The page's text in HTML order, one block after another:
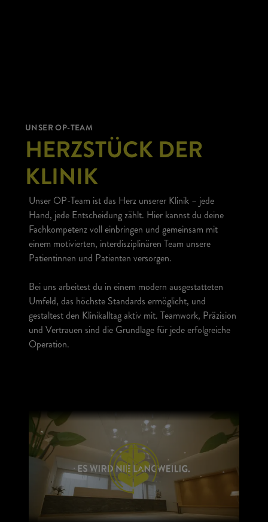
UNSER OP-TEAM
HERZSTÜCK DER
KLINIK
Unser OP-Team ist das Herz unserer Klinik – jede
Hand, jede Entscheidung zählt. Hier kannst du deine
Fachkompetenz voll einbringen und gemeinsam mit
einem motivierten, interdisziplinären Team unsere
Patientinnen und Patienten versorgen.
Bei uns arbeitest du in einem modern ausgestatteten
Umfeld, das höchste Standards ermöglicht, und
gestaltest den Klinikalltag aktiv mit. Teamwork, Präzision
und Vertrauen sind die Grundlage für jede erfolgreiche
Operation.